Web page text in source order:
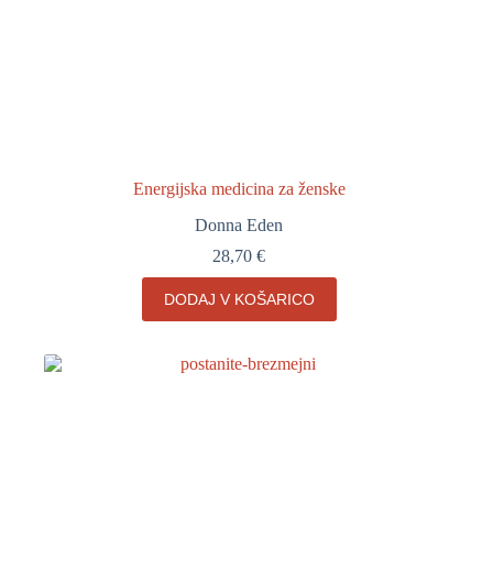
Energijska medicina za ženske
Donna Eden
28,70€
DODAJ V KOŠARICO